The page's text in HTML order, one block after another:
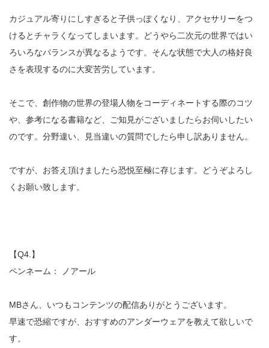
カジュアル寄りにしすぎると子供っぽくなり、アクセサリーをつ
けるとチャラくなってしまいます。どうやら二次元の世界ではい
ろいろなバランスが異なるようです。そんな状態で大人の格好良
さを表現するのに大変苦労しています。
そこで、創作物の世界の登場人物をコーディネートする際のコツ
や、参考になる書籍など、ご知見がございましたらお伺いしたい
のです。分野違い、見当違いの質問でしたら申し訳ありません。
ですが、お答え頂けましたら恐悦至極に存じます。どうぞよろし
くお願い致します。
【Q4.】
ペンネーム： ノアール
MBさん、いつもコンテンツの配信ありがとうございます。
早速で恐縮ですが、おすすめのアンダーウェアを教えて欲しいで
す。